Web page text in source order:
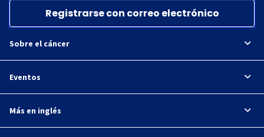
Registrarse con correo electrónico
Sobre el cáncer
Eventos
Más en inglés